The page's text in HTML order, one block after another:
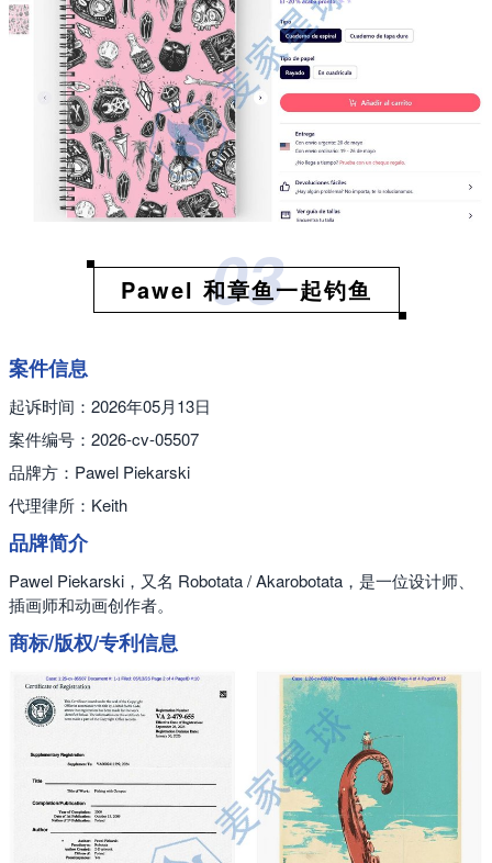
03
Pawel 和章鱼一起钓鱼
案件信息
起诉时间：2026年05月13日
案件编号：2026-cv-05507
品牌方：Pawel Piekarski
代理律所：Keith
品牌简介
Pawel Piekarski，又名 Robotata / Akarobotata，是一位设计师、
插画师和动画创作者。
商标/版权/专利信息